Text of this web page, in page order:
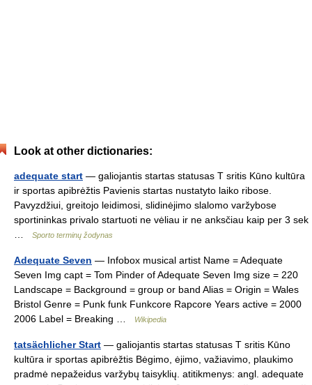
Look at other dictionaries:
adequate start — galiojantis startas statusas T sritis Kūno kultūra
ir sportas apibrėžtis Pavienis startas nustatyto laiko ribose.
Pavyzdžiui, greitojo leidimosi, slidinėjimo slalomo varžybose
sportininkas privalo startuoti ne vėliau ir ne anksčiau kaip per 3 sek
Sporto terminų žodynas
Adequate Seven — Infobox musical artist Name = Adequate
Seven Img capt = Tom Pinder of Adequate Seven Img size = 220
Landscape = Background = group or band Alias = Origin = Wales
Bristol Genre = Punk funk Funkcore Rapcore Years active = 2000
2006 Label = Breaking …
Wikipedia
tatsächlicher Start — galiojantis startas statusas T sritis Kūno
kultūra ir sportas apibrėžtis Bėgimo, ėjimo, važiavimo, plaukimo
pradmė nepažeidus varžybų taisyklių. atitikmenys: angl. adequate